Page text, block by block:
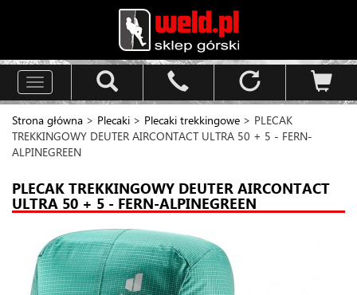
Toggle
navigation
Strona główna > Plecaki > Plecaki trekkingowe > PLECAK
TREKKINGOWY DEUTER AIRCONTACT ULTRA 50 + 5 - FERN-
ALPINEGREEN
PLECAK TREKKINGOWY DEUTER AIRCONTACT
ULTRA 50 + 5 - FERN-ALPINEGREEN